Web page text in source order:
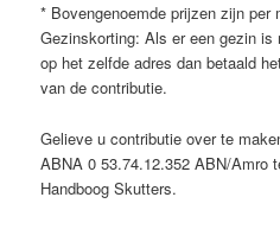
* Bovengenoemde prijzen zijn per
Gezinskorting: Als er een gezin is
op het zelfde adres dan betaald
van de contributie.
Gelieve u contributie over te
ABNA 0 53.74.12.352 ABN/Amro
Handboog Skutters.